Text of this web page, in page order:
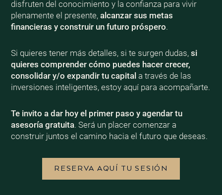
disfruten del conocimiento y la confianza para vivir
plenamente el presente, alcanzar sus metas
financieras y construir un futuro próspero.
Si quieres tener más detalles, si te surgen dudas, si
quieres comprender cómo puedes hacer crecer,
consolidar y/o expandir tu capital a través de las
inversiones inteligentes, estoy aquí para acompañarte.
Te invito a dar hoy el primer paso y agendar tu
asesoría gratuita. Será un placer comenzar a
construir juntos el camino hacia el futuro que deseas.
RESERVA AQUÍ TU SESIÓN